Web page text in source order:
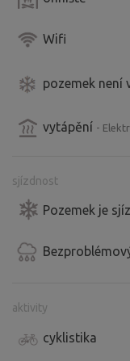
Wifi
pozemek není
vytápění -
sjízdnost
Pozemek je
aktivity
cyklistika